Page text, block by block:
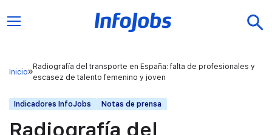
Inicio
Radiografía del transporte en España: falta de profesionales y
escasez de talento femenino y joven
Indicadores InfoJobs Notas de prensa
Radiografía del